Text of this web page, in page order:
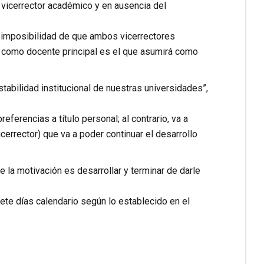
académico y en ausencia del
de que ambos vicerrectores
docente principal es el que asumirá como
institucional de nuestras universidades”,
a título personal; al contrario, va a
que va a poder continuar el desarrollo
la motivación es desarrollar y terminar de darle
días calendario según lo establecido en el